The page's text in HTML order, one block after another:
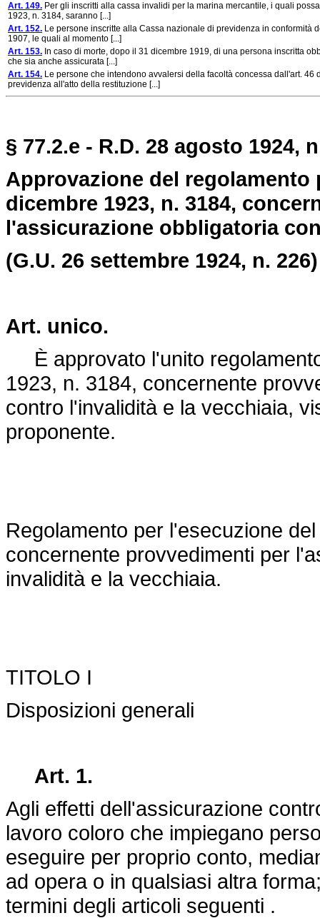
Art. 149. Per gli inscritti alla cassa invalidi per la marina mercantile, i quali
1923, n. 3184, saranno [...]
Art. 152. Le persone inscritte alla Cassa nazionale di previdenza in conformità
1907, le quali al momento [...]
Art. 153. In caso di morte, dopo il 31 dicembre 1919, di una persona inscritta
che sia anche assicurata [...]
Art. 154. Le persone che intendono avvalersi della facoltà concessa dall'art.
previdenza all'atto della restituzione [...]
§ 77.2.e - R.D. 28 agosto 1924,
Approvazione del regolamento
dicembre 1923, n. 3184,
l'assicurazione obbligatoria
(G.U. 26 settembre 1924, n. 226)
Art. unico.
È approvato l'unito
1923, n. 3184, concernente
contro l'invalidità e la vecchiaia,
proponente.
Regolamento per l'esecuzione
concernente provvedimenti per
invalidità e la vecchiaia.
TITOLO I
Disposizioni generali
Art. 1.
Agli effetti dell'assicurazione
lavoro coloro che impiegano
eseguire per proprio conto,
ad opera o in qualsiasi altra
termini degli articoli seguenti .